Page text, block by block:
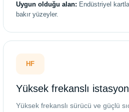
Uygun olduğu alan: Endüstriyel
bakır yüzeyler.
HF
Yüksek frekanslı
Yüksek frekanslı sürücü ve güçlü